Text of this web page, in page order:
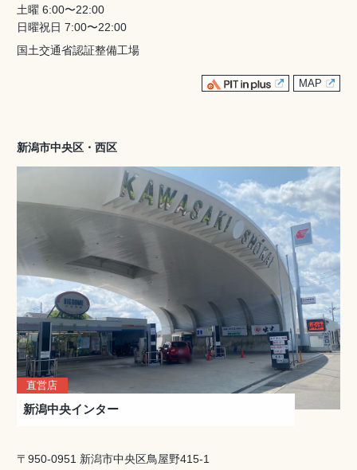
土曜 6:00〜22:00
日曜祝日 7:00〜22:00
国土交通省認証整備工場
MAP
新潟市中央区・西区
直営店
新潟中央インター
〒950-0951 新潟市中央区鳥屋野415-1